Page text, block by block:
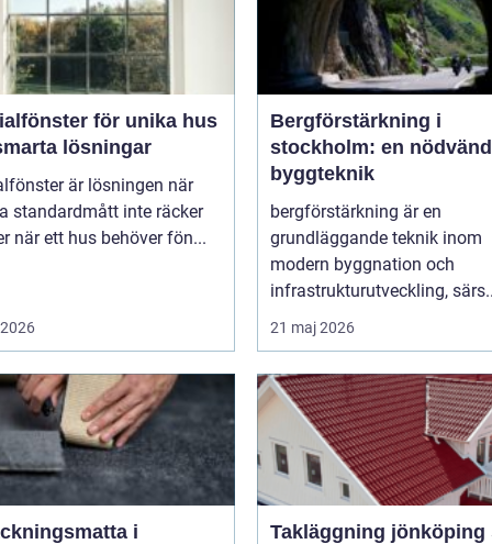
för unika hus
lösningar
är lösningen när
standardmått inte räcker
när ett hus behöver fön...
Bergförstärkning i
stockholm: en
byggteknik
bergförstärkning är en
grundläggande teknik inom
modern byggnation och
infrastrukturutveckling,
21 maj 2026
i
Takläggning jönköping så